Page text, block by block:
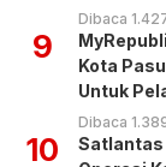
Dibaca
9
Kota
Untuk
Dibaca
10
Satlantas